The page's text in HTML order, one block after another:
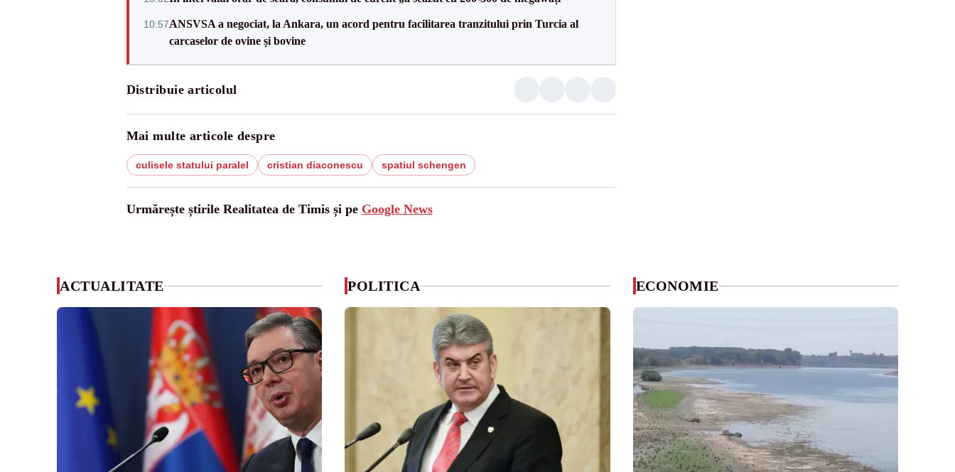
10:57ANSVSA a negociat, la Ankara, un acord pentru facilitarea tranzitului prin Turcia al
carcaselor de ovine și bovine
Distribuie articolul
Mai multe articole despre
culisele statului paralel cristian diaconescu spatiul schengen
Urmărește știrile Realitatea de Timis și pe Google News
ACTUALITATE POLITICA ECONOMIE